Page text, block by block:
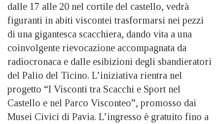
dalle 17 alle 20 nel cortile del castello, vedrà
figuranti in abiti viscontei trasformarsi nei pezzi
di una gigantesca scacchiera, dando vita a una
coinvolgente rievocazione accompagnata da
radiocronaca e dalle esibizioni degli sbandieratori
del Palio del Ticino. L’iniziativa rientra nel
progetto “I Visconti tra Scacchi e Sport nel
Castello e nel Parco Visconteo”, promosso dai
Musei Civici di Pavia. L’ingresso è gratuito fino a